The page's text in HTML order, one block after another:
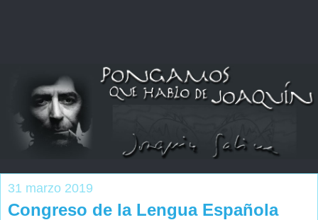
31 marzo 2019
Congreso de la Lengua Española